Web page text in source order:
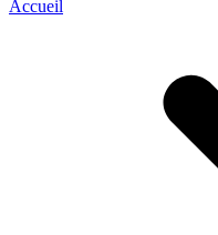
Accueil